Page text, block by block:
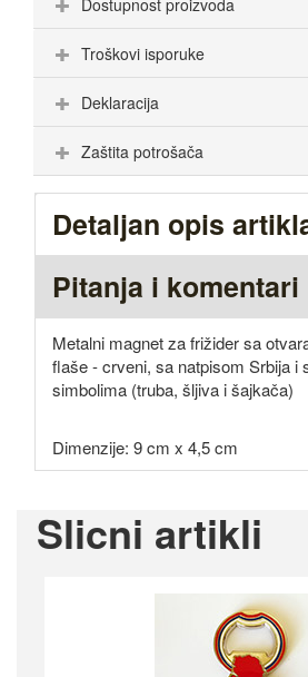
Dostupnost proizvoda
Troškovi isporuke
Deklaracija
Zaštita potrošača
Detaljan opis
Pitanja i komentari
Metalni magnet za frižider sa
flaše - crveni, sa natpisom Srbija i
simbolima (truba, šljiva i šajkača)
Dimenzije: 9 cm x 4,5 cm
Slicni artikli